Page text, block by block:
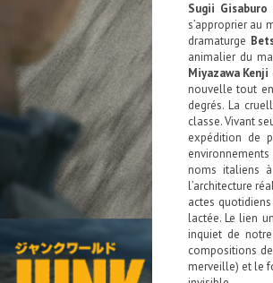
Sugii Gisaburo
s’approprier au
dramaturge
animalier du
Miyazawa Kenji
nouvelle tout
degrés. La
classe. Vivant
expédition de
noms italiens
l’architecture
actes
lactée. Le lien
inquiet de
compositions
merveille) et le